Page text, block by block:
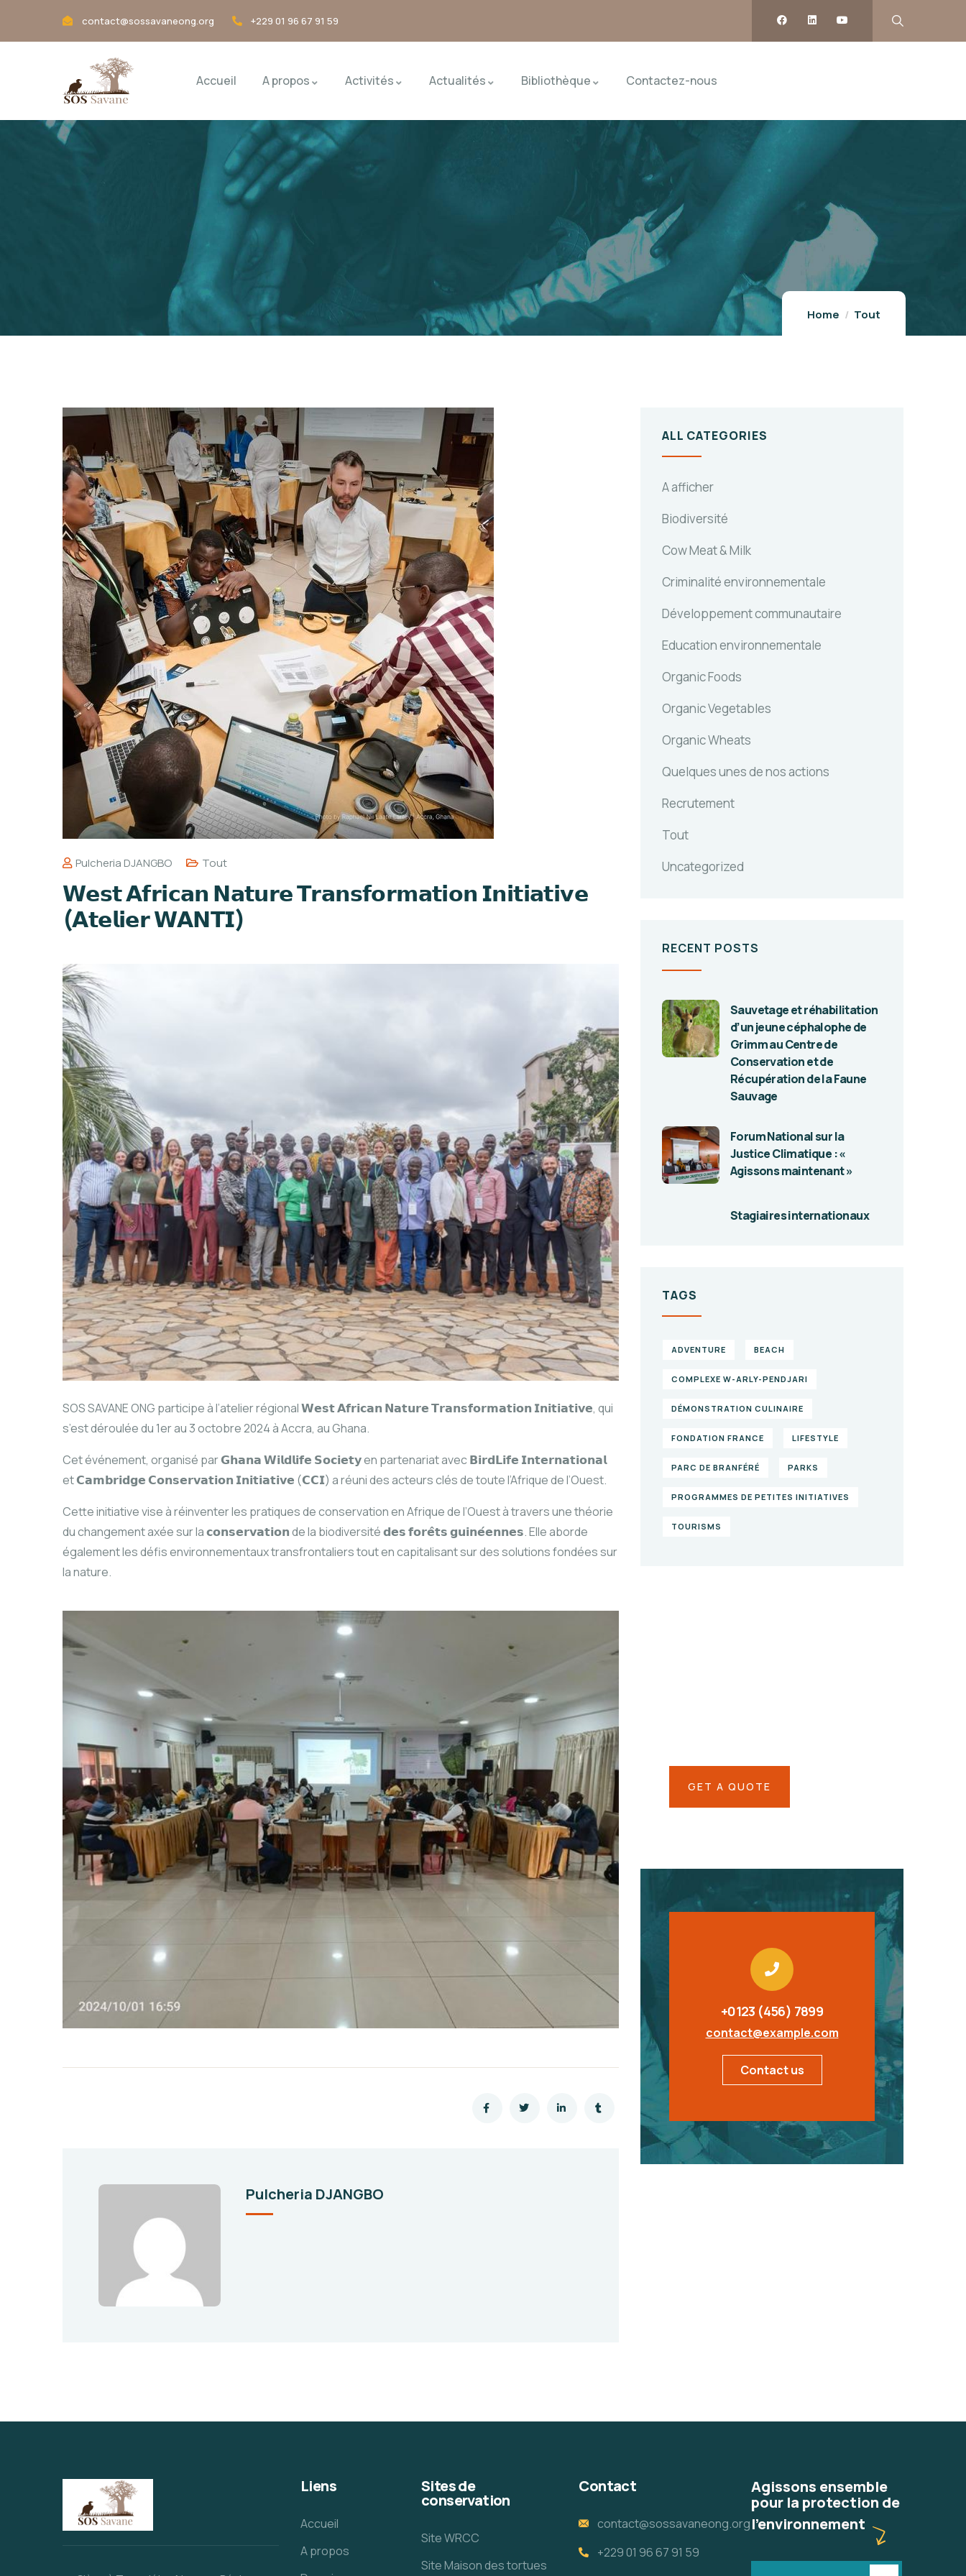
contact@sossavaneong.org +229 01 96 67 91 59
Accueil A propos Activités Actualités Bibliothèque Contactez-nous
Home Tout
Pulcheria DJANGBO Tout
𝗪𝗲𝘀𝘁 𝗔𝗳𝗿𝗶𝗰𝗮𝗻 𝗡𝗮𝘁𝘂𝗿𝗲 𝗧𝗿𝗮𝗻𝘀𝗳𝗼𝗿𝗺𝗮𝘁𝗶𝗼𝗻 𝗜𝗻𝗶𝘁𝗶𝗮𝘁𝗶𝘃𝗲
(𝗔𝘁𝗲𝗹𝗶𝗲𝗿 𝗪𝗔𝗡𝗧𝗜)
SOS SAVANE ONG participe à l’atelier régional 𝗪𝗲𝘀𝘁 𝗔𝗳𝗿𝗶𝗰𝗮𝗻 𝗡𝗮𝘁𝘂𝗿𝗲 𝗧𝗿𝗮𝗻𝘀𝗳𝗼𝗿𝗺𝗮𝘁𝗶𝗼𝗻 𝗜𝗻𝗶𝘁𝗶𝗮𝘁𝗶𝘃𝗲, qui
s’est déroulée du 1er au 3 octobre 2024 à Accra, au Ghana.
Cet événement, organisé par 𝗚𝗵𝗮𝗻𝗮 𝗪𝗶𝗹𝗱𝗹𝗶𝗳𝗲 𝗦𝗼𝗰𝗶𝗲𝘁𝘆 en partenariat avec 𝗕𝗶𝗿𝗱𝗟𝗶𝗳𝗲 𝗜𝗻𝘁𝗲𝗿𝗻𝗮𝘁𝗶𝗼𝗻𝗮𝗹
et 𝗖𝗮𝗺𝗯𝗿𝗶𝗱𝗴𝗲 𝗖𝗼𝗻𝘀𝗲𝗿𝘃𝗮𝘁𝗶𝗼𝗻 𝗜𝗻𝗶𝘁𝗶𝗮𝘁𝗶𝘃𝗲 (𝗖𝗖𝗜) a réuni des acteurs clés de toute l’Afrique de l’Ouest.
Cette initiative vise à réinventer les pratiques de conservation en Afrique de l’Ouest à travers une théorie
du changement axée sur la 𝗰𝗼𝗻𝘀𝗲𝗿𝘃𝗮𝘁𝗶𝗼𝗻 de la biodiversité 𝗱𝗲𝘀 𝗳𝗼𝗿𝗲̂𝘁𝘀 𝗴𝘂𝗶𝗻𝗲́𝗲𝗻𝗻𝗲𝘀. Elle aborde
également les défis environnementaux transfrontaliers tout en capitalisant sur des solutions fondées sur
la nature.
Pulcheria DJANGBO
ALL CATEGORIES
A afficher
Biodiversité
Cow Meat & Milk
Criminalité environnementale
Développement communautaire
Education environnementale
Organic Foods
Organic Vegetables
Organic Wheats
Quelques unes de nos actions
Recrutement
Tout
Uncategorized
RECENT POSTS
Sauvetage et réhabilitation
d’un jeune céphalophe de
Grimm au Centre de
Conservation et de
Récupération de la Faune
Sauvage
Forum National sur la
Justice Climatique : «
Agissons maintenant »
Stagiaires internationaux
TAGS
ADVENTURE BEACH
COMPLEXE W-ARLY-PENDJARI
DÉMONSTRATION CULINAIRE
FONDATION FRANCE LIFESTYLE
PARC DE BRANFÉRÉ PARKS
PROGRAMMES DE PETITES INITIATIVES
TOURISMS
GET A QUOTE
+0123 (456) 7899
contact@example.com
Contact us
Liens
Accueil
A propos
Sites de
conservation
Site WRCC
Site Maison des tortues
Contact
contact@sossavaneong.org
+229 01 96 67 91 59
Agissons ensemble
pour la protection de
l'environnement